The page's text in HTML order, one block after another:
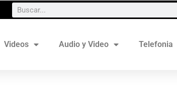
Videos Audio y Video Telefonia